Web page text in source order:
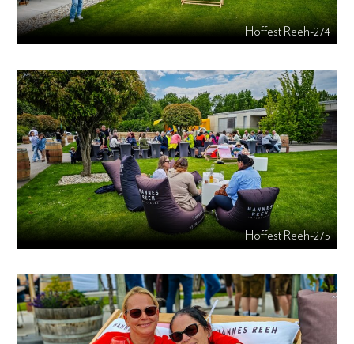
Hoffest Reeh-274
Hoffest Reeh-275